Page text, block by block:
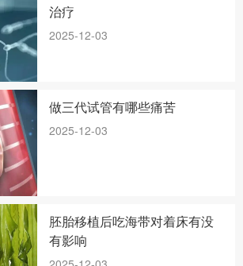
治疗
2025-12-03
做三代试管有哪些痛苦
2025-12-03
胚胎移植后吃海带对着床有没
有影响